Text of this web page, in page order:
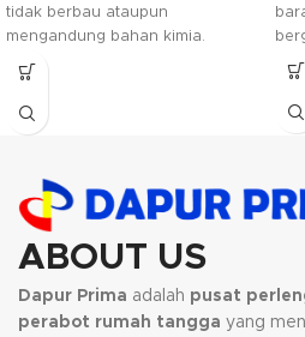
tidak berbau ataupun
mengandung bahan kimia.
Tersedia dalam warna warni yang
menambah kesan indah pada
dapur maupun rumah anda.
tersedia.
ABOUT US
Dapur Prima adalah pusat
perabot rumah tangga yang